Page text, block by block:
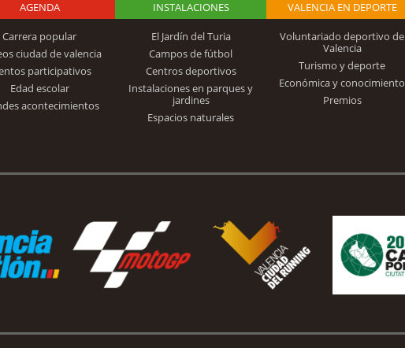
Logo Fundación
Trinidad Alfonso
AGENDA
Carrera popular
ciudad de valencia
participativos
Edad escolar
acontecimientos
INSTALACIONES
El Jardín del Turia
Campos de fútbol
Centros deportivos
Instalaciones en parques y
jardines
Espacios naturales
VALENCIA EN DEPORTE
Voluntariado deportivo de
Valencia
Turismo y deporte
Económica y conocimiento
Premios